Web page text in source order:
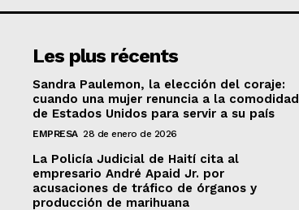
Les plus récents
Sandra Paulemon, la elección del coraje:
cuando una mujer renuncia a la comodidad
de Estados Unidos para servir a su país
EMPRESA 28 de enero de 2026
La Policía Judicial de Haití cita al
empresario André Apaid Jr. por
acusaciones de tráfico de órganos y
producción de marihuana